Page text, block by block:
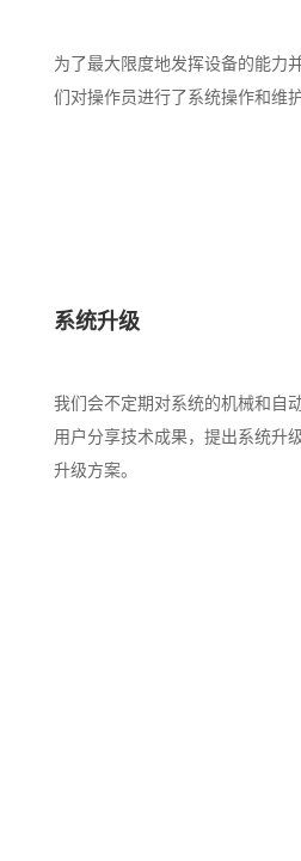
为了最大限度地发挥设备的能力
们对操作员进行了系统操作和维
系统升级
我们会不定期对系统的机械和自
用户分享技术成果，提出系统升
升级方案。